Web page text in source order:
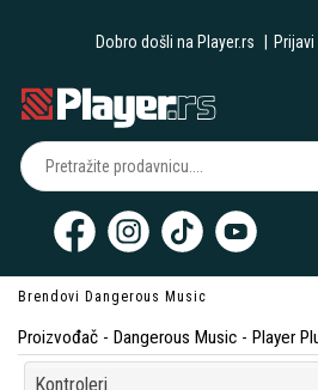
Dobro došli na Player.rs Prijavi
Brendovi Dangerous Music
Proizvođač - Dangerous Music - Player
Kontroleri